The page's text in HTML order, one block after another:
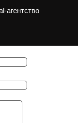
агентство